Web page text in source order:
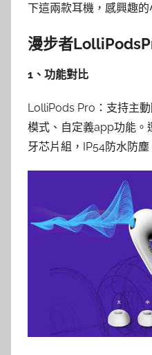
下這兩款耳機，感興趣的
漫步者
1、功能對比
LolliPods Pro：支持主
模式、自定義app功能。
牙芯片組，IP54防水防塵